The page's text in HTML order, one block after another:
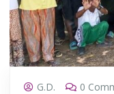
G.D. 0